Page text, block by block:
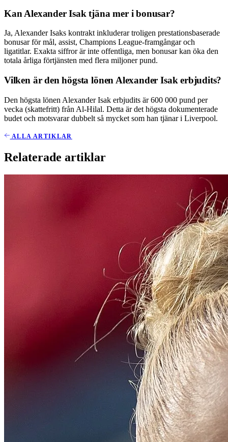
Kan Alexander Isak tjäna mer i bonusar?
Ja, Alexander Isaks kontrakt inkluderar troligen prestationsbaserade
bonusar för mål, assist, Champions League-framgångar och
ligatitlar. Exakta siffror är inte offentliga, men bonusar kan öka den
totala årliga förtjänsten med flera miljoner pund.
Vilken är den högsta lönen Alexander Isak erbjudits?
Den högsta lönen Alexander Isak erbjudits är 600 000 pund per
vecka (skattefritt) från Al-Hilal. Detta är det högsta dokumenterade
budet och motsvarar dubbelt så mycket som han tjänar i Liverpool.
ALLA ARTIKLAR
Relaterade artiklar